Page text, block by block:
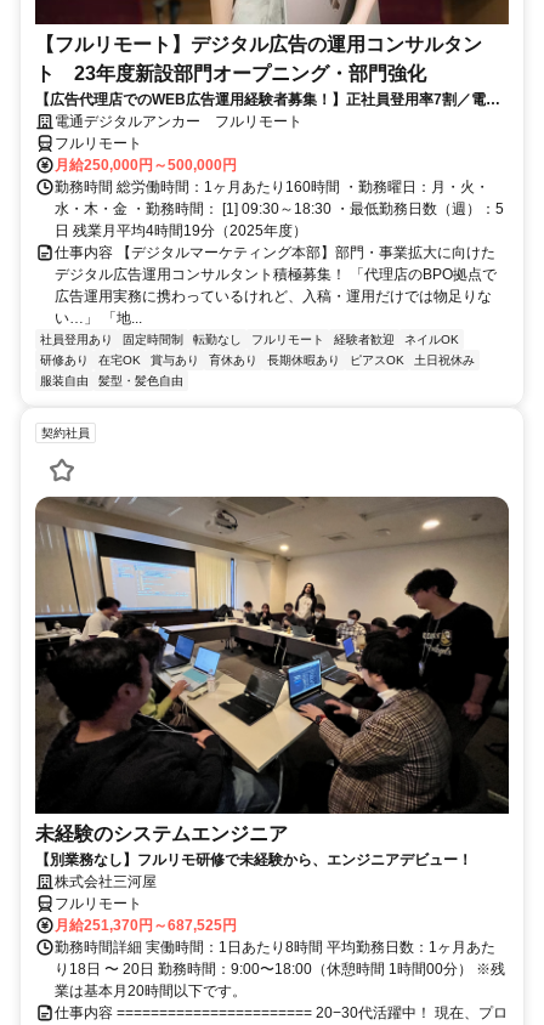
【フルリモート】デジタル広告の運用コンサルタン
ト 23年度新設部門オープニング・部門強化
【広告代理店でのWEB広告運用経験者募集！】正社員登用率7割／電通
G／全国×完全在宅／年休126日・土日祝休み／残業月平均4時間19分
電通デジタルアンカー フルリモート
フルリモート
月給250,000円～500,000円
勤務時間 総労働時間：1ヶ月あたり160時間 ・勤務曜日：月・火・
水・木・金 ・勤務時間： [1] 09:30～18:30 ・最低勤務日数（週）：5
日 残業月平均4時間19分（2025年度）
仕事内容 【デジタルマーケティング本部】部門・事業拡大に向けた
デジタル広告運用コンサルタント積極募集！ 「代理店のBPO拠点で
広告運用実務に携わっているけれど、入稿・運用だけでは物足りな
い…」 「地...
社員登用あり 固定時間制 転勤なし フルリモート 経験者歓迎
ネイルOK
研修あり
在宅OK 賞与あり 育休あり 長期休暇あり ピアスOK
土日祝休み
服装自由
髪型・髪色自由
契約社員
未経験のシステムエンジニア
【別業務なし】フルリモ研修で未経験から、エンジニアデビュー！
株式会社三河屋
フルリモート
月給251,370円～687,525円
勤務時間詳細 実働時間：1日あたり8時間 平均勤務日数：1ヶ月あた
り18日 〜 20日 勤務時間：9:00〜18:00（休憩時間 1時間00分） ※残
業は基本月20時間以下です。
仕事内容 ======================= 20−30代活躍中！ 現在、プロ